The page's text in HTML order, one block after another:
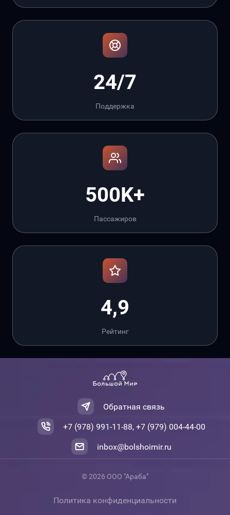
24/7
Поддержка
500K+
Пассажиров
4,9
Рейтинг
Обратная связь
+7 (978) 991-11-88, +7 (979) 004-44-00
inbox@bolshoimir.ru
© 2026 ООО "Араба"
Политика конфиденциальности